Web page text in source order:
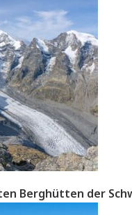
Berghütten der